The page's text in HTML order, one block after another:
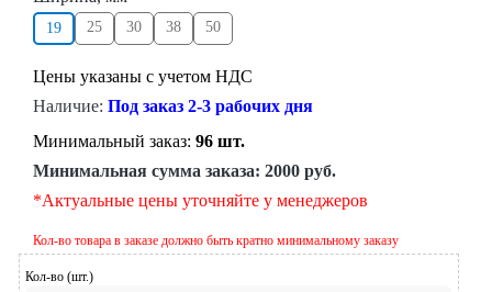
19 25 30 38 50
Цены указаны с учетом НДС
Наличие: Под заказ 2-3 рабочих дня
Минимальный заказ: 96 шт.
Минимальная сумма заказа: 2000 руб.
*Актуальные цены уточняйте у менеджеров
Кол-во товара в заказе должно быть кратно минимальному заказу
Кол-во (шт.)